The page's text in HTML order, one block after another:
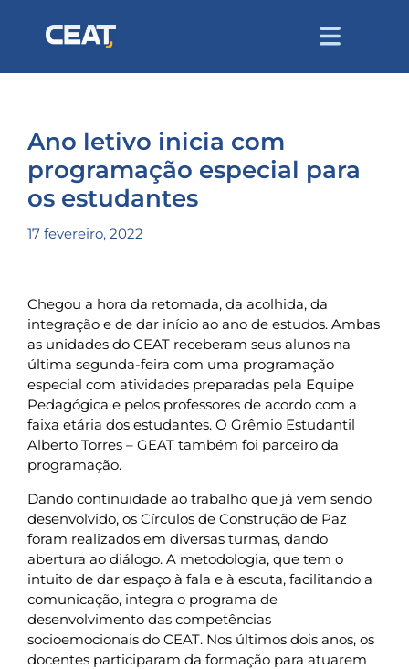
Ano letivo inicia com
programação especial para
os estudantes
17 fevereiro, 2022
Chegou a hora da retomada, da acolhida, da
integração e de dar início ao ano de estudos. Ambas
as unidades do CEAT receberam seus alunos na
última segunda-feira com uma programação
especial com atividades preparadas pela Equipe
Pedagógica e pelos professores de acordo com a
faixa etária dos estudantes. O Grêmio Estudantil
Alberto Torres – GEAT também foi parceiro da
programação.
Dando continuidade ao trabalho que já vem sendo
desenvolvido, os Círculos de Construção de Paz
foram realizados em diversas turmas, dando
abertura ao diálogo. A metodologia, que tem o
intuito de dar espaço à fala e à escuta, facilitando a
comunicação, integra o programa de
desenvolvimento das competências
socioemocionais do CEAT. Nos últimos dois anos, os
docentes participaram da formação para atuarem